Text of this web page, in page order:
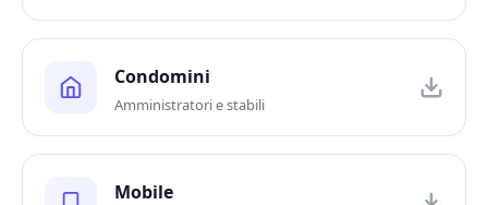
Condomini
Amministratori e stabili
Mobile